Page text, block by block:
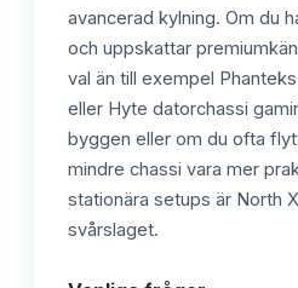
avancerad kylning. Om du
och uppskattar
val än till exempel
eller Hyte datorchassi
byggen eller om du ofta
mindre chassi vara mer
stationära setups är North
svårslaget.